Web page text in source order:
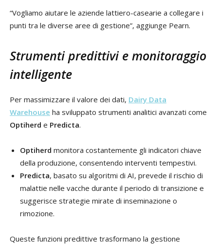
“Vogliamo aiutare le aziende lattiero-casearie a collegare i
punti tra le diverse aree di gestione”, aggiunge Pearn.
Strumenti predittivi e monitoraggio
intelligente
Per massimizzare il valore dei dati, Dairy Data
Warehouse ha sviluppato strumenti analitici avanzati come
Optiherd e Predicta.
Optiherd monitora costantemente gli indicatori chiave
della produzione, consentendo interventi tempestivi.
Predicta, basato su algoritmi di AI, prevede il rischio di
malattie nelle vacche durante il periodo di transizione e
suggerisce strategie mirate di inseminazione o
rimozione.
Queste funzioni predittive trasformano la gestione